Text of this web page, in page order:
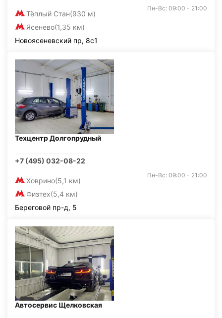
Тёплый Стан(930 м)
Ясенево(1,35 км)
Пн-Вс: 09:00 - 21:00
Новоясеневский пр, 8с1
Техцентр Долгопрудный
+7 (495) 032-08-22
Ховрино(5,1 км)
Физтех(5,4 км)
Пн-Вс: 09:00 - 21:00
Береговой пр-д, 5
Автосервис Щелковская